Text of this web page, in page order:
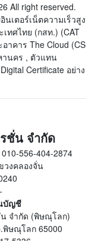
All right reserved.
เตอร์เน็ตความเร็วสูง
ทศไทย (กสท.) (CAT
าคาร The Cloud (CS
านคร , ตัวแทน
Certificate อย่าง
ชั่น จำกัด
556-404-2874
วงคลองจั่น
บัญชี
น จำกัด (พิษณุโลก)
พิษณุโลก 65000